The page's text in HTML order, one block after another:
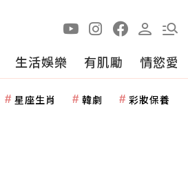
生活娛樂 有肌勵 情慾愛
星座生肖 韓劇 彩妝保養